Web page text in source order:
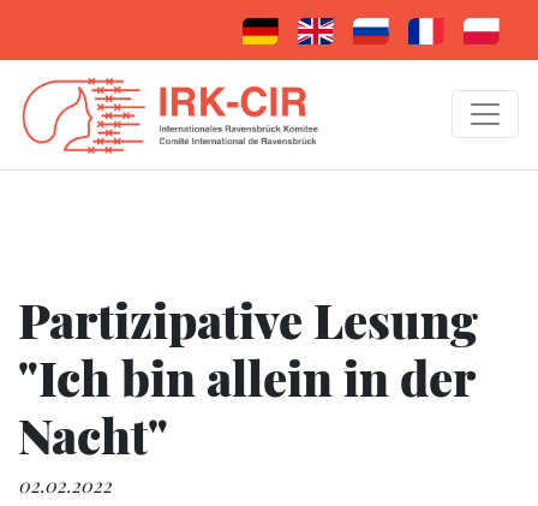
Partizipative Lesung
"Ich bin allein in der
Nacht"
02.02.2022